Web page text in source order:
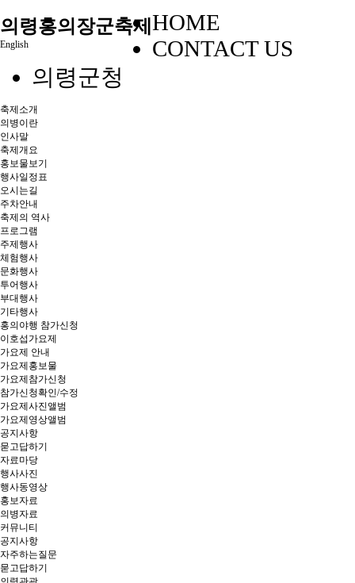
의령홍의장군축제
English
HOME
CONTACT US
의령군청
축제소개
의병이란
인사말
축제개요
홍보물보기
행사일정표
오시는길
주차안내
축제의 역사
프로그램
주제행사
체험행사
문화행사
투어행사
부대행사
기타행사
홍의야행 참가신청
이호섭가요제
가요제 안내
가요제홍보물
가요제참가신청
참가신청확인/수정
가요제사진앨범
가요제영상앨범
공지사항
묻고답하기
자료마당
행사사진
행사동영상
홍보자료
의병자료
커뮤니티
공지사항
자주하는질문
묻고답하기